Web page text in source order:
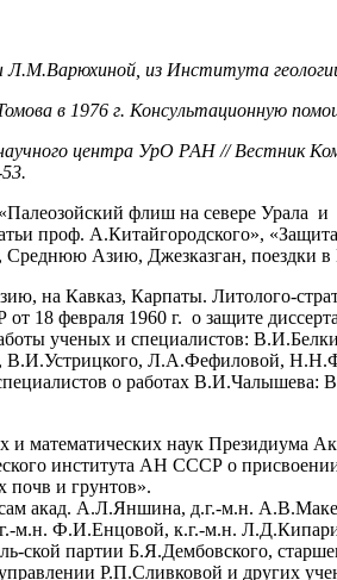
Л.М.Варюхиной, из Института
в 1976 г. Консультационную
центра УрО РАН // Вестник
флиш на севере
проф. А.Китайгородского»,
Азию, Джезказган, поездки
на Кавказ, Карпаты. Литолого-
18 февраля 1960 г. о защите
ученых и специалистов:
Л.А.Фефиловой,
о работах
и математических наук Президиума
института АН СССР о
бедных почв и грунтов».
акад. А.Л.Яншина, д.г.-м.н.
Ф.И.Енцовой, к.г.-м.н.
партии Б.Я.Дембовского,
Р.П.Сливковой и других